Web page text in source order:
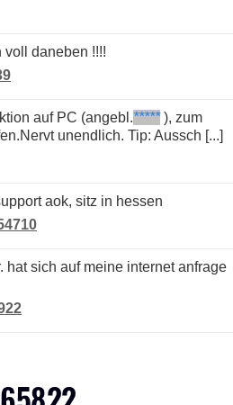
voll daneben !!!!
auf PC (angebl.*****), zum
unendlich. Tip: Aussch [...]
aok, sitz in hessen